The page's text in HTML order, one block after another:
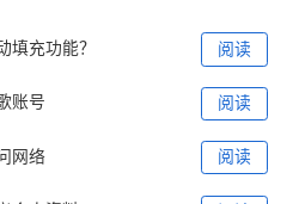
填充功能？ 阅读
账号 阅读
网络 阅读